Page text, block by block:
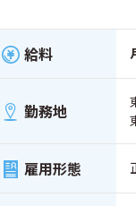
給料
勤務地
雇用形態